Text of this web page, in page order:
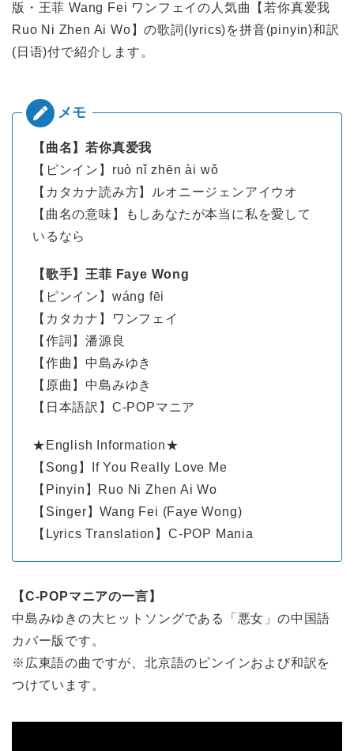
版・王菲 Wang Fei ワンフェイの人気曲【若你真爱我
Ruo Ni Zhen Ai Wo】の歌詞(lyrics)を拼音(pinyin)和訳
(日语)付で紹介します。
【曲名】若你真爱我
【ピンイン】ruò nǐ zhēn ài wǒ
【カタカナ読み方】ルオニージェンアイウオ
【曲名の意味】もしあなたが本当に私を愛して
いるなら
【歌手】王菲 Faye Wong
【ピンイン】 wáng fēi
【カタカナ】ワンフェイ
【作詞】潘源良
【作曲】中島みゆき
【原曲】中島みゆき
【日本語訳】C-POPマニア
★English Information★
【Song】If You Really Love Me
【Pinyin】Ruo Ni Zhen Ai Wo
【Singer】Wang Fei (Faye Wong)
【Lyrics Translation】C-POP Mania
【C-POPマニアの一言】
中島みゆきの大ヒットソングである「悪女」の中国語
カバー版です。
※広東語の曲ですが、北京語のピンインおよび和訳を
つけています。